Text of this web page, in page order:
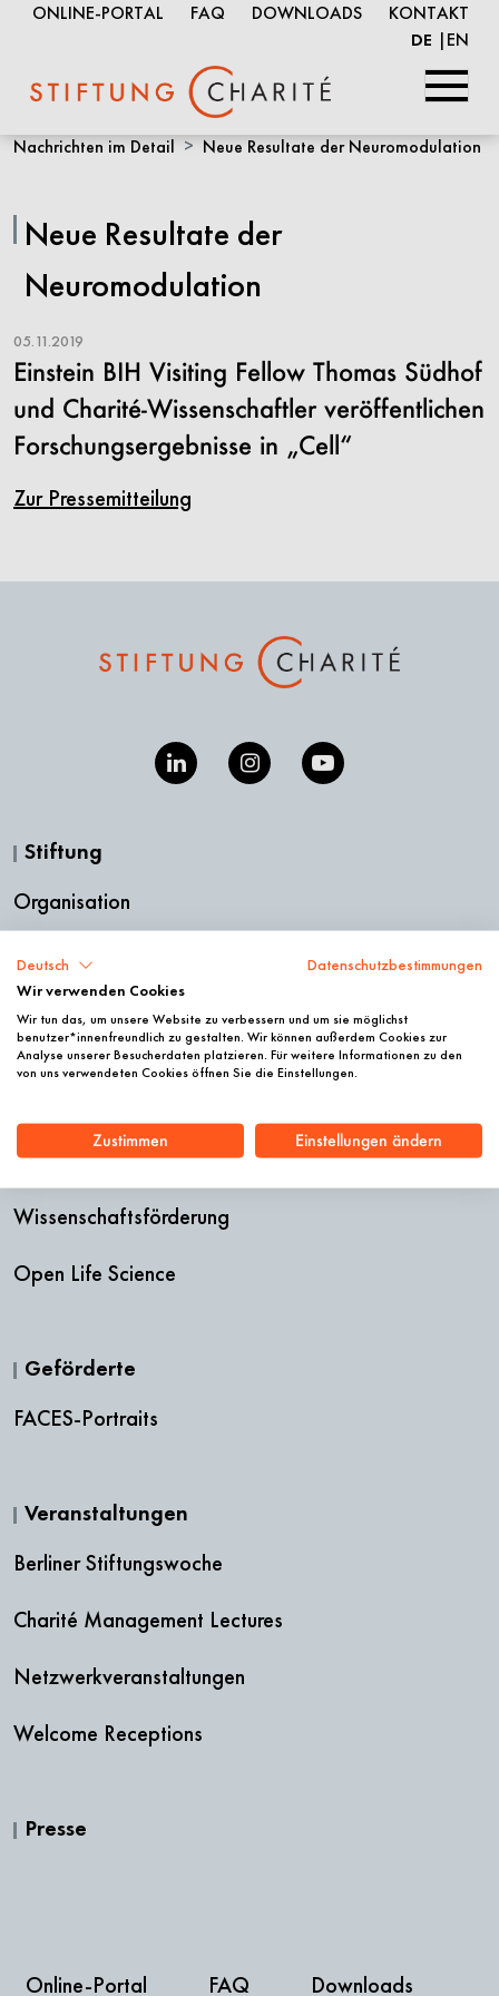
zum
ONLINE-PORTAL FAQ DOWNLOADS KONTAKT
DE EN
Nachrichten im Detail Neue Resultate der Neuromodulation
Neue Resultate der
Neuromodulation
05.11.2019
Einstein BIH Visiting Fellow Thomas Südhof
und Charité-Wissenschaftler veröffentlichen
Forschungsergebnisse in „Cell“
Zur Pressemitteilung
Stiftung
Organisation
Stifterin & Geschichte
Stellenausschreibungen
Innovationsförderung
Wissenschaftsförderung
Open Life Science
Geförderte
FACES-Portraits
Veranstaltungen
Berliner Stiftungswoche
Charité Management Lectures
Netzwerkveranstaltungen
Welcome Receptions
Presse
Online-Portal FAQ Downloads
Deutsch Datenschutzbestimmungen
Wir verwenden Cookies
Wir tun das, um unsere Website zu verbessern und um sie möglichst
benutzer*innenfreundlich zu gestalten. Wir können außerdem Cookies zur
Analyse unserer Besucherdaten platzieren. Für weitere Informationen zu den
von uns verwendeten Cookies öffnen Sie die Einstellungen.
Zustimmen Einstellungen ändern